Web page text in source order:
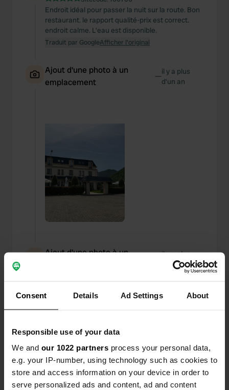
Consent Details Ad Settings About
Responsible use of your data
We and our 1022 partners process your personal data,
e.g. your IP-number, using technology such as cookies to
store and access information on your device in order to
serve personalized ads and content, ad and content
Endroit idéal pour passer la nuit sur la route. Bon
restaurant. le rapport qualité-prix est correct.
endroit calme. L'eau est disponible.
Traduit par GoogleAfficher l'original
Ajout d'une photo à un
emplacement
—il y a plus
d’un an
Ajout d'une photo à un
il y a plus
d’un an